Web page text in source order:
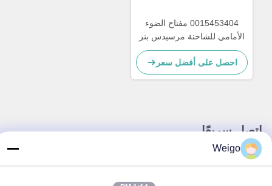
0015453404 مفتاح الضوء
الأمامي للشاحنة مرسيدس بنز
احصل على أفضل سعر
اتصل سريعًا
عنوان
Weigo